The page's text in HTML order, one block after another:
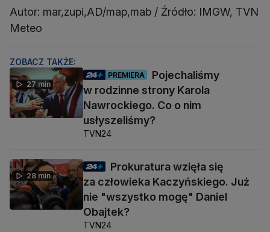
Autor: mar,zupi,AD/map,mab / Źródło: IMGW, TVN
Meteo
ZOBACZ TAKŻE:
27 min
PREMIERA
Pojechaliśmy
w rodzinne strony Karola
Nawrockiego. Co o nim
usłyszeliśmy?
TVN24
28 min
Prokuratura wzięła się
za człowieka Kaczyńskiego. Już
nie "wszystko mogę" Daniel
Obajtek?
TVN24